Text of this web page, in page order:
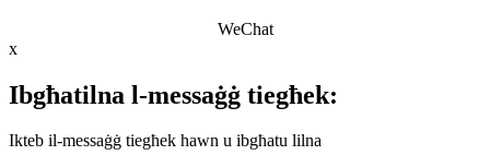
WeChat
x
Ibgħatilna l-messaġġ tiegħek:
Ikteb il-messaġġ tiegħek hawn u ibgħatu lilna